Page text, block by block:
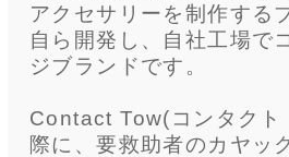
アクセサリーを制作する
自ら開発し、自社工場で
ジブランドです。
Contact Tow(コンタクト
際に、要救助者のカヤッ